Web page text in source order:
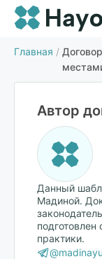
Главная /
Автор
Данный
Мадиной.
практики.